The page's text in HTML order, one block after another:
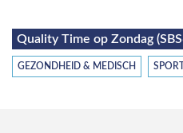
Quality Time op Zondag
GEZONDHEID & MEDISCH